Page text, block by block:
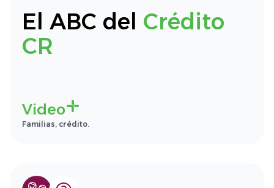
El ABC del Crédito
CR
Video
Familias, crédito.